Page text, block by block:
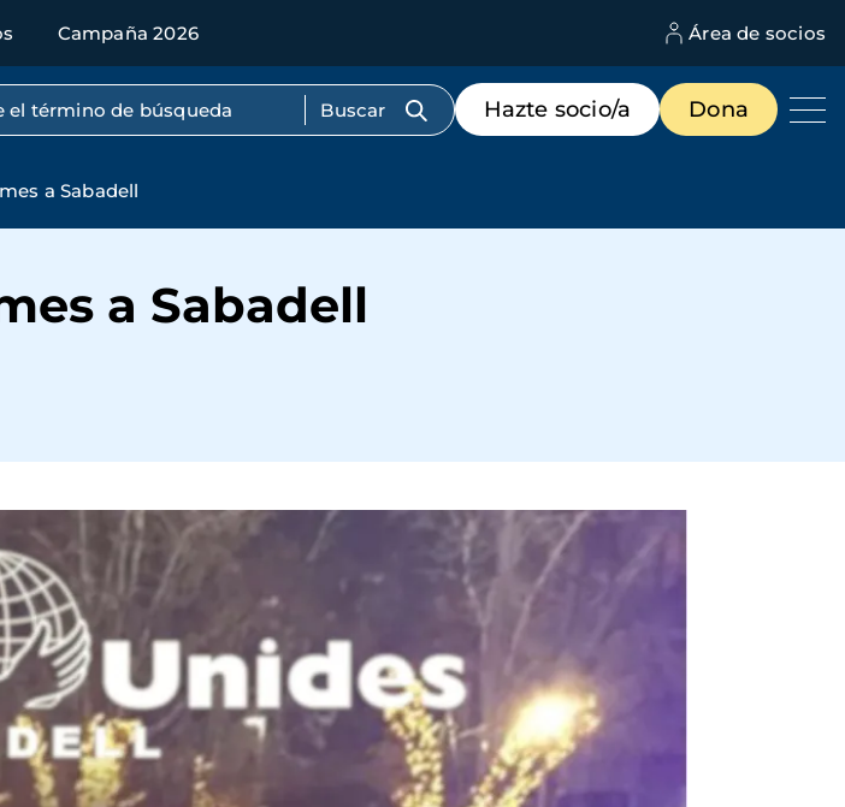
Campaña 2026 Área de socios
por texto completo
Menú
de
destacados
Hazte socio/a Dona
a Sabadell
a Sabadell